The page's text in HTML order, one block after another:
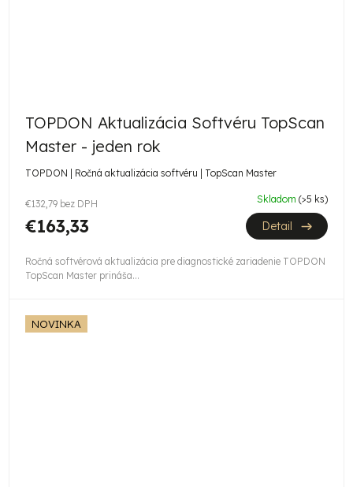
TOPDON Aktualizácia Softvéru TopScan
Master - jeden rok
TOPDON | Ročná aktualizácia softvéru | TopScan Master
€132,79 bez DPH
€163,33
Skladom (>5 ks)
Detail
Ročná softvérová aktualizácia pre diagnostické zariadenie TOPDON
TopScan Master prináša...
NOVINKA